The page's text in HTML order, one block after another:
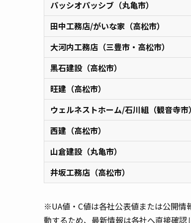
パッシオパッシブ（丸亀市）
田中工務店/がいな家（高松市）
大河内工務店（三豊市・高松市）
黒石建設（高松市）
旺建（高松市）
ウェルネストホーム/石川組（観音寺市）
西建（高松市）
山倉建設（丸亀市）
井坂工務店（高松市）
※UA値・C値は各社公表値または公開情
動するため、最新情報は各社へ直接確認